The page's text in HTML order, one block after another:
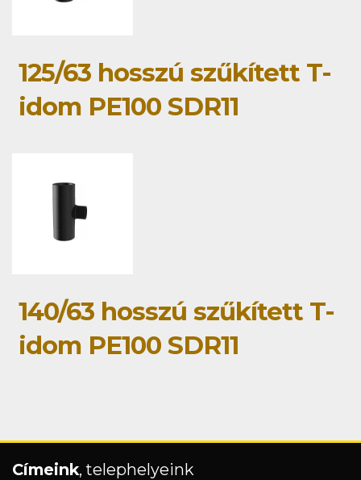
125/63 hosszú szűkített T-
idom PE100 SDR11
140/63 hosszú szűkített T-
idom PE100 SDR11
Címeink, telephelyeink